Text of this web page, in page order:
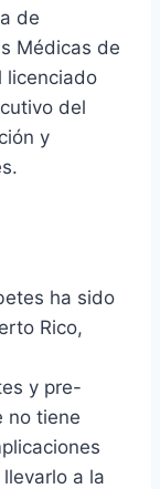
de
Médicas de
licenciado
del
y
ha sido
Rico,
y pre-
no tiene
a la